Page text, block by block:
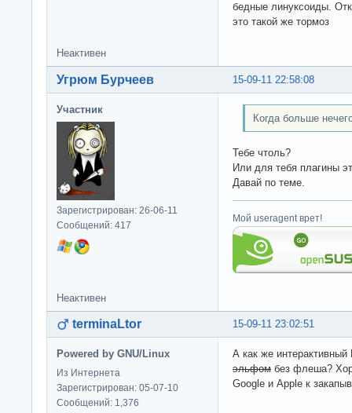
бедные линуксоиды.
это такой же тормоз
Неактивен
15-09-11 22:58:08
Угрюм Бурчеев
Участник
Зарегистрирован: 26-06-11
Сообщений: 417
Когда больше
Тебе чтоль?
Или для тебя плагины
Давай по теме.
Мой useragent врет!
Неактивен
15-09-11 23:02:51
terminaLtor
Powered by GNU/Linux
Из Интернета
Зарегистрирован: 05-07-10
Сообщений: 1,376
А как же интерактивный
эльфом без флеша?
Google и Apple к